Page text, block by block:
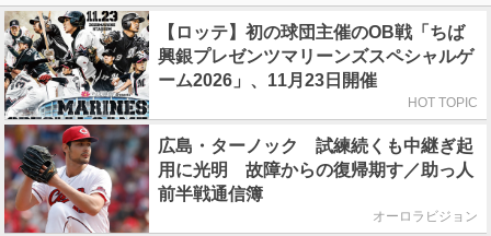
【ロッテ】初の球団主催のOB戦「ちば
興銀プレゼンツマリーンズスペシャルゲ
ーム2026」、11月23日開催
HOT TOPIC
広島・ターノック 試練続くも中継ぎ起
用に光明 故障からの復帰期す／助っ人
前半戦通信簿
オーロラビジョン